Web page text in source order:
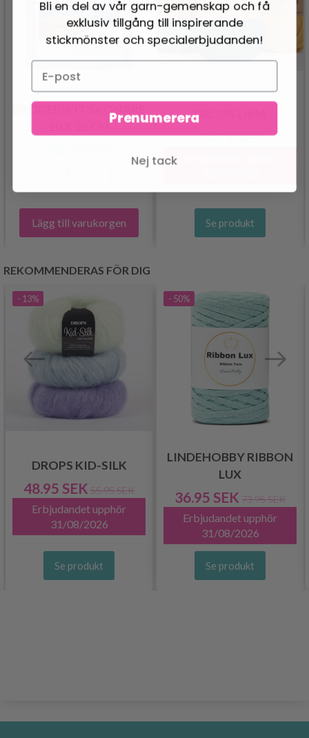
BRODERIKIT SKONARE
Lägg till varukorgen
DROPS LIMA
24.95 SEK
Se produkt
REKOMMENDERAS FÖR DIG
- 13%
DROPS KID-SILK
48.95 SEK 55.95 SEK
Erbjudandet upphör
31/08/2026
Se produkt
- 50%
LINDEHOBBY RIBBON
LUX
36.95 SEK 73.95 SEK
Erbjudandet upphör
31/08/2026
Se produkt
Bli en del av vår garn-gemenskap och få
exklusiv tillgång till inspirerande
stickmönster och specialerbjudanden!
Prenumerera
Nej tack